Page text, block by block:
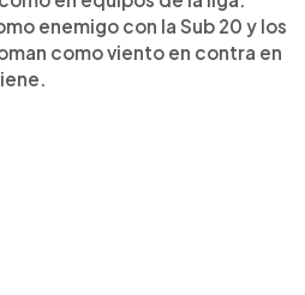
enemigo con la Sub 20 y los
como viento en contra en